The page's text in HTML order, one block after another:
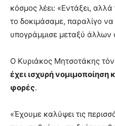
κόσμος λέει: «Εντάξει,
το δοκιμάσαμε, παραλίγο
υπογράμμισε μεταξύ
Ο Κυριάκος Μητσοτάκης
έχει ισχυρή νομιμοποίηση
φορές.
«Έχουμε καλύψει τις